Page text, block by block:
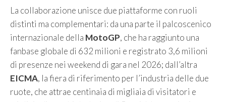
La collaborazione unisce due piattaforme con ruoli
distinti ma complementari: da una parte il palcoscenico
internazionale della MotoGP, che ha raggiunto una
fanbase globale di 632 milioni e registrato 3,6 milioni
di presenze nei weekend di gara nel 2026; dall’altra
EICMA, la fiera di riferimento per l’industria delle due
ruote, che attrae centinaia di migliaia di visitatori e